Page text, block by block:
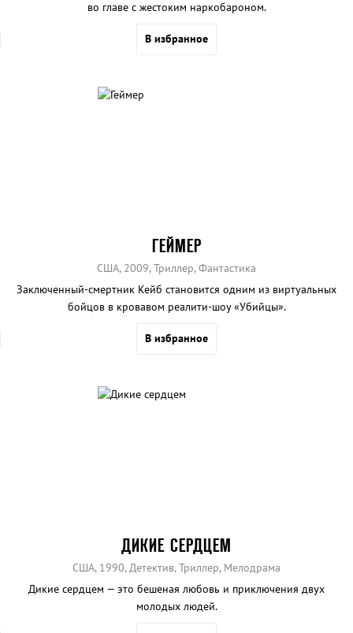
во главе с жестоким наркобароном.
В избранное
ГЕЙМЕР
США, 2009, Триллер, Фантастика
Заключенный-смертник Кейб становится одним из виртуальных
бойцов в кровавом реалити-шоу «Убийцы».
В избранное
ДИКИЕ СЕРДЦЕМ
США, 1990, Детектив, Триллер, Мелодрама
Дикие сердцем — это бешеная любовь и приключения двух
молодых людей.